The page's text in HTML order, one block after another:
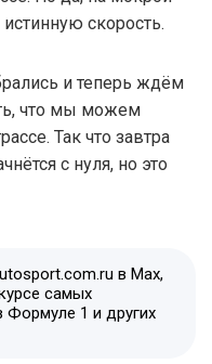
скорость.
и теперь ждём
что мы можем
Так что завтра
с нуля, но это
в Max,
самых
Формуле 1 и других